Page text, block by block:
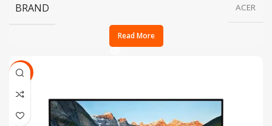
BRAND ACER
Read More
SALE